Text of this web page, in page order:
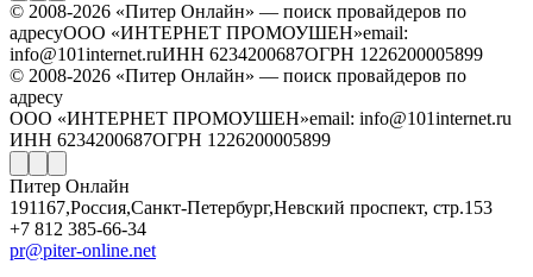
© 2008-2026 «Питер Онлайн» — поиск провайдеров по
адресуООО «ИНТЕРНЕТ ПРОМОУШЕН»email:
info@101internet.ruИНН 6234200687ОГРН 1226200005899
© 2008-2026 «Питер Онлайн» — поиск провайдеров по
адресу
ООО «ИНТЕРНЕТ ПРОМОУШЕН»email: info@101internet.ru
ИНН 6234200687ОГРН 1226200005899
Питер Онлайн
191167,Россия,Санкт-Петербург,Невский проспект, стр.153
+7 812 385-66-34
pr@piter-online.net